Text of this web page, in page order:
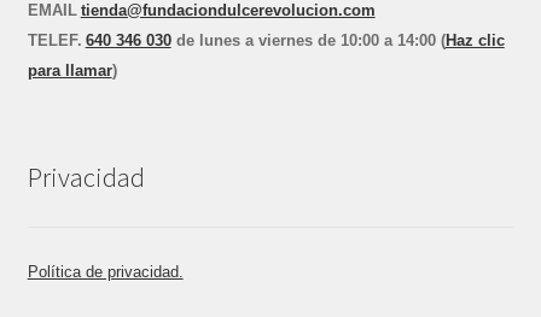
EMAIL tienda@fundaciondulcerevolucion.com
TELE F. 640 346 030de lunes a viernes de 10:00 a 14:00 (Haz clic
para llamar)
Privacidad
Política de privacidad.